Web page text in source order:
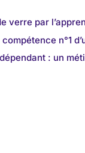
verre par
n°1
: un